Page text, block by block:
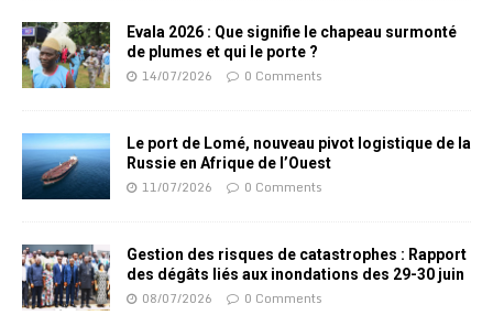
Evala 2026 : Que signifie le chapeau surmonté
de plumes et qui le porte ?
14/07/2026 0 Comments
Le port de Lomé, nouveau pivot logistique de la
Russie en Afrique de l’Ouest
11/07/2026 0 Comments
Gestion des risques de catastrophes : Rapport
des dégâts liés aux inondations des 29-30 juin
08/07/2026 0 Comments